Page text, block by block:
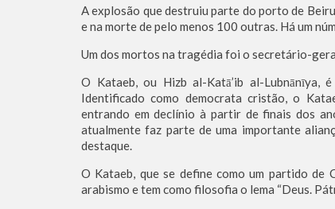
A explosão que destruiu parte do porto de
e na morte de pelo menos 100 outras. Há um
Um dos mortos na tragédia foi o secretário-
O Kataeb, ou Hizb al-Katā’ib al-Lubnānīya,
Identificado como democrata cristão, o
entrando em declínio à partir de finais dos
atualmente faz parte de uma importante
destaque.
O Kataeb, que se define como um partido de
arabismo e tem como filosofia o lema “Deus.